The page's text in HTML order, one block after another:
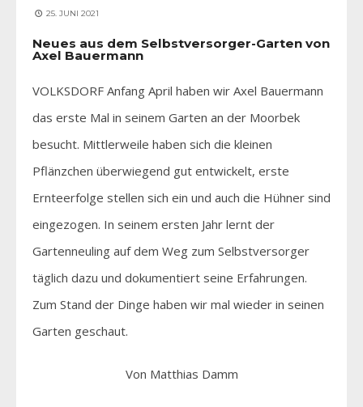
25. JUNI 2021
Neues aus dem Selbstversorger-Garten von
Axel Bauermann
VOLKSDORF Anfang April haben wir Axel Bauermann
das erste Mal in seinem Garten an der Moorbek
besucht. Mittlerweile haben sich die kleinen
Pflänzchen überwiegend gut entwickelt, erste
Ernteerfolge stellen sich ein und auch die Hühner sind
eingezogen. In seinem ersten Jahr lernt der
Gartenneuling auf dem Weg zum Selbstversorger
täglich dazu und dokumentiert seine Erfahrungen.
Zum Stand der Dinge haben wir mal wieder in seinen
Garten geschaut.
Von Matthias Damm